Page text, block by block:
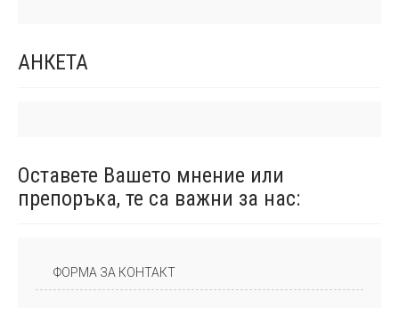
АНКЕТА
Оставете Вашето мнение или
препоръка, те са важни за нас:
ФОРМА ЗА КОНТАКТ